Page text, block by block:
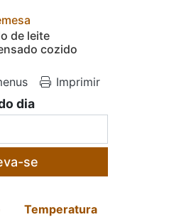
de leite
cozido
Imprimir
dia
se
Temperatura